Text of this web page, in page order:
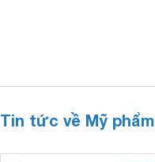
Tin tức về Mỹ phẩm